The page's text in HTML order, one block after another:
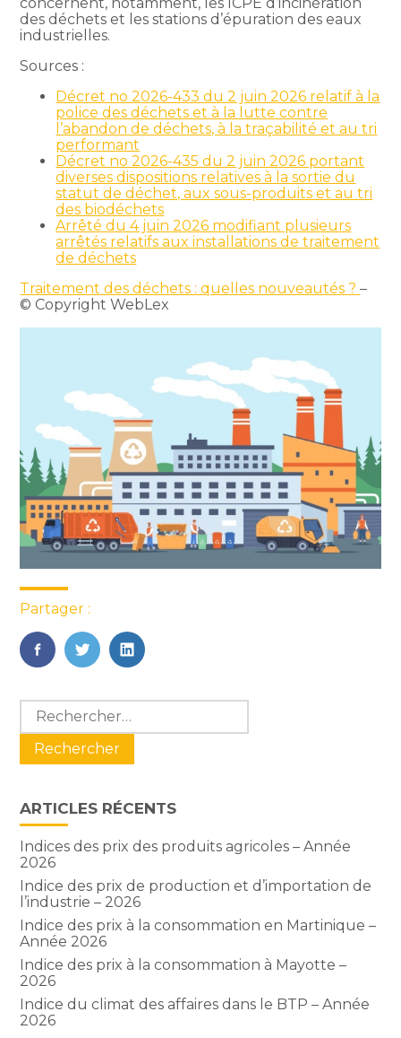
des déchets et les stations d’épuration des eaux
industrielles.
Sources :
Décret no 2026-433 du 2 juin 2026 relatif à la
police des déchets et à la lutte contre
l’abandon de déchets, à la traçabilité et au tri
performant
Décret no 2026-435 du 2 juin 2026 portant
diverses dispositions relatives à la sortie du
statut de déchet, aux sous-produits et au tri
des biodéchets
Arrêté du 4 juin 2026 modifiant plusieurs
arrêtés relatifs aux installations de traitement
de déchets
Traitement des déchets : quelles nouveautés ?–
© Copyright WebLex
Partager :
FaceBook
TwitterLinkedIn
Blog
sidebar
Rechercher :
ARTICLES RÉCENTS
Indices des prix des produits agricoles – Année
2026
Indice des prix de production et d’importation de
l’industrie – 2026
Indice des prix à la consommation en Martinique –
Année 2026
Indice des prix à la consommation à Mayotte –
2026
Indice du climat des affaires dans le BTP – Année
2026